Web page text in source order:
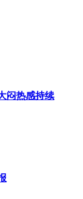
闷热感持续